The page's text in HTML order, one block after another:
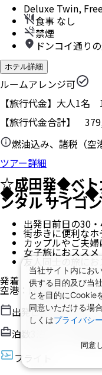
Deluxe Twin,
食事 なし
禁煙
ドンコイ通り
ホテル詳細
ルームアレンジ可
【旅行代金】大人1名
【旅行代金合計】
燃油込み、諸税（空
ツアー詳細
☆成田発◆ベト
◆ホーチミン
ンタル サイゴン
出発日前日の30
街歩きに便利なホ
カップルやご夫
女子旅におススメ
友人同士の旅にお
発着
空港 ： 成田空港/タン
出発日2026/8/16（
泊数
フライト
当社サイト内にお
供する目的及び当
とを目的にCookie
同意いただける場
しくはプライバシ
同意